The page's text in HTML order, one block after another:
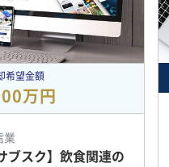
希望金額
万円
業
ブスク】飲食関連の